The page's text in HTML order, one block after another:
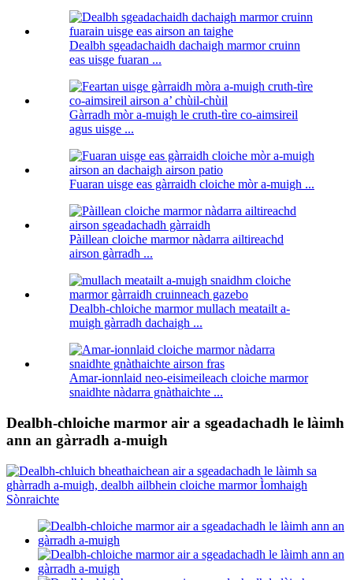
Dealbh sgeadachaidh dachaigh marmor cruinn
eas uisge fuaran ...
Gàrradh mòr a-muigh le cruth-tìre co-aimsireil
agus uisge ...
Fuaran uisge eas gàrraidh cloiche mòr a-muigh ...
Pàillean cloiche marmor nàdarra ailtireachd
airson gàrradh ...
Dealbh-chloiche marmor mullach meatailt a-
muigh gàrradh dachaigh ...
Amar-ionnlaid neo-eisimeileach cloiche marmor
snaidhte nàdarra gnàthaichte ...
Dealbh-chloiche marmor air a sgeadachadh le làimh
ann an gàrradh a-muigh